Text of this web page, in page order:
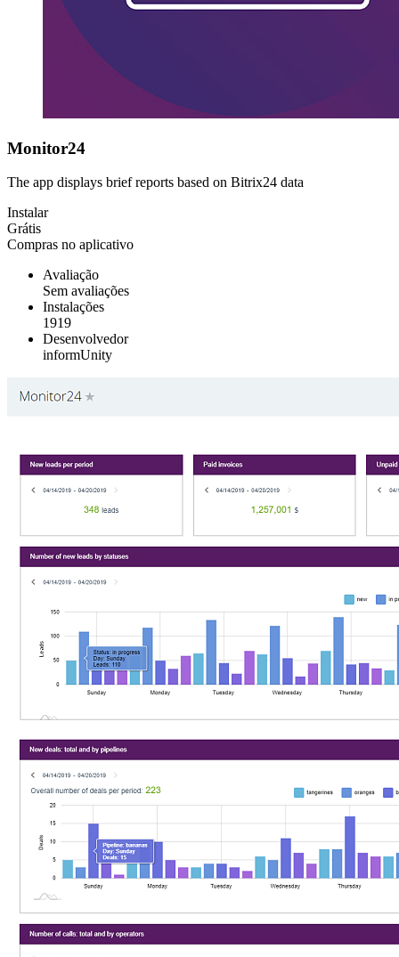
Monitor24
The app displays brief reports based on Bitrix24 data
Instalar
Grátis
Compras no aplicativo
Avaliação
Sem avaliações
Instalações
1919
Desenvolvedor
informUnity